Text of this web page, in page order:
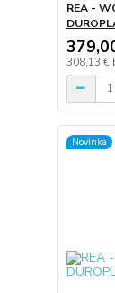
REA -
308,13 €
Novinka